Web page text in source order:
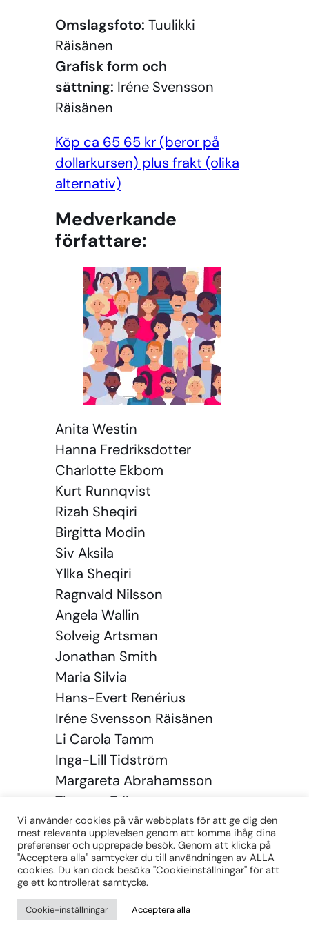
Omslagsfoto: Tuulikki
Räisänen
Grafisk form och
sättning: Iréne Svensson
Räisänen
Köp ca 65 65 kr (beror på
dollarkursen) plus frakt (olika
alternativ)
Medverkande
författare:
Anita Westin
Hanna Fredriksdotter
Charlotte Ekbom
Kurt Runnqvist
Rizah Sheqiri
Birgitta Modin
Siv Aksila
Yllka Sheqiri
Ragnvald Nilsson
Angela Wallin
Solveig Artsman
Jonathan Smith
Maria Silvia
Hans-Evert Renérius
Iréne Svensson Räisänen
Li Carola Tamm
Inga-Lill Tidström
Margareta Abrahamsson
Thomas Eriksson
Liv Persson
Maj-Len Lyth
Åslög Ragnarsdotter
Britt-Marie Israelsson
Linda Garbén
Kent Andersson
Vi använder cookies på vår webbplats för att ge dig den
mest relevanta upplevelsen genom att komma ihåg dina
preferenser och upprepade besök. Genom att klicka på
"Acceptera alla" samtycker du till användningen av ALLA
cookies. Du kan dock besöka "Cookieinställningar" för att
ge ett kontrollerat samtycke.
Cookie-inställningar Acceptera alla